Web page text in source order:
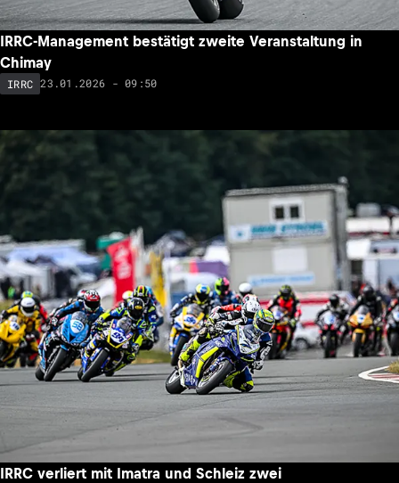
IRRC-Management bestätigt zweite Veranstaltung in
Chimay
IRRC 23.01.2026 - 09:50
IRRC verliert mit Imatra und Schleiz zwei